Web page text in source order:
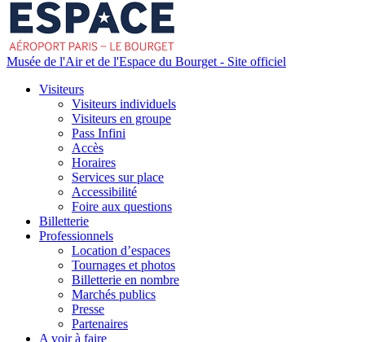
Musée de l'Air et de l'Espace du Bourget - Site officiel
Visiteurs
Visiteurs individuels
Visiteurs en groupe
Pass Infini
Accès
Horaires
Services sur place
Accessibilité
Foire aux questions
Billetterie
Professionnels
Location d’espaces
Tournages et photos
Billetterie en nombre
Marchés publics
Presse
Partenaires
A voir à faire